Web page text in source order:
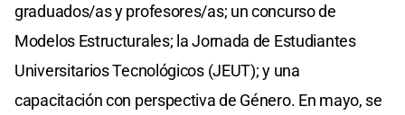
graduados/as y profesores/as; un concurso de
Modelos Estructurales; la Jornada de Estudiantes
Universitarios Tecnológicos (JEUT); y una
capacitación con perspectiva de Género. En mayo, se